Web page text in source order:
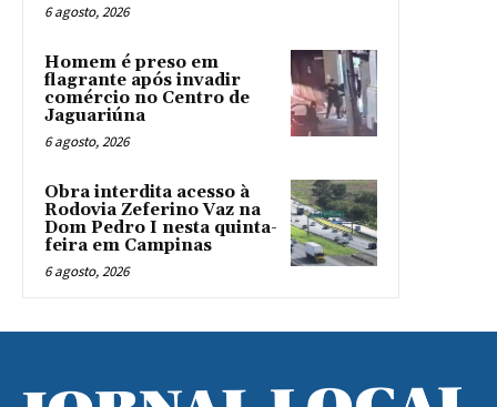
6 agosto, 2026
Homem é preso em
flagrante após invadir
comércio no Centro de
Jaguariúna
6 agosto, 2026
Obra interdita acesso à
Rodovia Zeferino Vaz na
Dom Pedro I nesta quinta-
feira em Campinas
6 agosto, 2026